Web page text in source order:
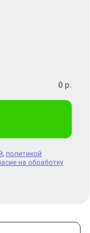
0 р.
, политикой
на обработку